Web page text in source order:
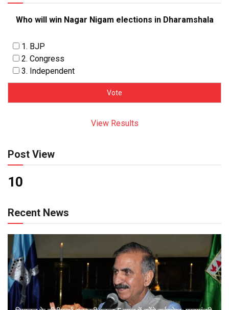
Who will win Nagar Nigam elections in Dharamshala
1. BJP
2. Congress
3. Independent
View Results
Post View
10
Recent News